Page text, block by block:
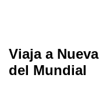
Viaja a
del Mundial